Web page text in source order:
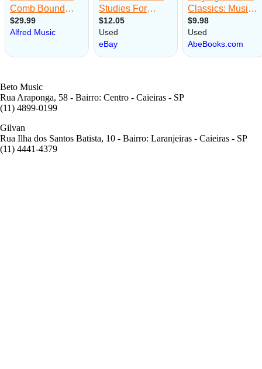
Beto Music
Rua Araponga, 58 - Bairro: Centro - Caieiras - SP
(11) 4899-0199
Gilvan
Rua Ilha dos Santos Batista, 10 - Bairro: Laranjeiras - Caieiras - SP
(11) 4441-4379